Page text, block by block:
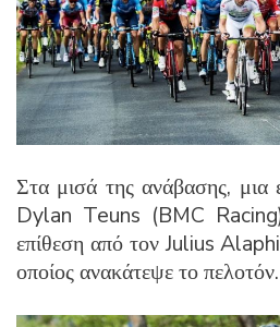
Στα μισά της ανάβασης, μια
Dylan Teuns (BMC
επίθεση από τον Julius
οποίος ανακάτεψε το πελοτόν.